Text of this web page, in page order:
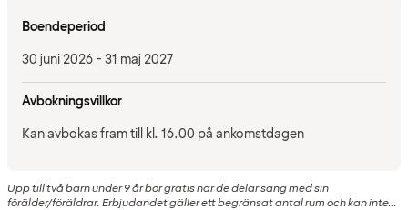
Boendeperiod
30 juni 2026 - 31 maj 2027
Avbokningsvillkor
Kan avbokas fram till kl. 16.00 på ankomstdagen
Upp till två barn under 9 år bor gratis när de delar säng med sin
förälder/föräldrar. Erbjudandet gäller ett begränsat antal rum och kan inte...